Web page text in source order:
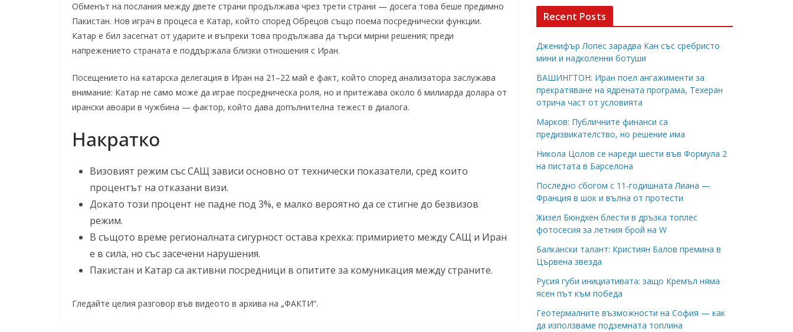
Обменът на послания между двете страни продължава чрез трети страни — досега това беше предимно
Пакистан. Нов играч в процеса е Катар, който според Обрецов също поема посреднически функции.
Катар е бил засегнат от ударите и въпреки това продължава да търси мирни решения; преди
напрежението страната е поддържала близки отношения с Иран.
Посещението на катарска делегация в Иран на 21–22 май е факт, който според анализатора заслужава
внимание: Катар не само може да играе посредническа роля, но и притежава около 6 милиарда долара от
ирански авоари в чужбина — фактор, който дава допълнителна тежест в диалога.
Накратко
Визовият режим със САЩ зависи основно от технически показатели, сред които
процентът на отказани визи.
Докато този процент не падне под 3%, е малко вероятно да се стигне до безвизов
режим.
В същото време регионалната сигурност остава крехка: примирието между САЩ и Иран
е в сила, но със засечени нарушения.
Пакистан и Катар са активни посредници в опитите за комуникация между страните.
Гледайте целия разговор във видеото в архива на „ФАКТИ“.
Recent Posts
Дженифър Лопес зарадва Кан със сребристо
мини и надколенни ботуши
ВАШИНГТОН: Иран поел ангажименти за
прекратяване на ядрената програма, Техеран
отрича част от условията
Марков: Публичните финанси са
предизвикателство, но решение има
Никола Цолов се нареди шести във Формула 2
на пистата в Барселона
Последно сбогом с 11-годишната Лиана —
Франция в шок и вълна от протести
Жизел Бюндхен блести в дръзка топлес
фотосесия за летния брой на W
Балкански талант: Кристиян Балов премина в
Цървена звезда
Русия губи инициативата: защо Кремъл няма
ясен път към победа
Геотермалните възможности на София — как
да използваме подземната топлина